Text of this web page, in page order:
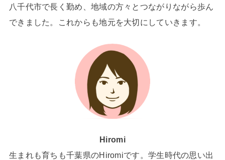
八千代市で長く勤め、地域の方々とつながりながら歩ん
できました。これからも地元を大切にしていきます。
Hiromi
生まれも育ちも千葉県のHiromiです。学生時代の思い出